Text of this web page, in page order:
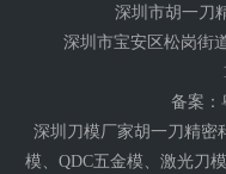
深圳市胡一刀
深圳市宝安区松岗街
备案：
深圳刀模厂家胡一刀精密
模、QDC五金模、激光刀